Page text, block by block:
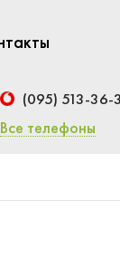
(095) 513-36-
Все телефоны